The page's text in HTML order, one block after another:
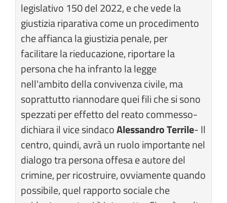
legislativo 150 del 2022, e che vede la
giustizia riparativa come un procedimento
che affianca la giustizia penale, per
facilitare la rieducazione, riportare la
persona che ha infranto la legge
nell'ambito della convivenza civile, ma
soprattutto riannodare quei fili che si sono
spezzati per effetto del reato commesso-
dichiara il vice sindacoAlessandro Terrile- Il
centro, quindi, avrà un ruolo importante nel
dialogo tra persona offesa e autore del
crimine, per ricostruire, ovviamente quando
possibile, quel rapporto sociale che